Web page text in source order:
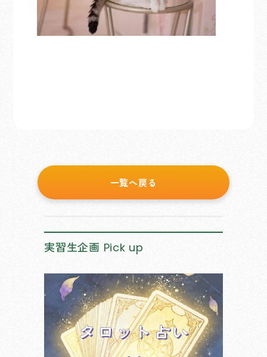
一覧へ戻る
実習生企画 Pick up